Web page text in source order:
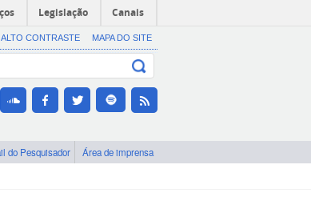
Legislação Canais
ALTO CONTRASTE MAPA DO SITE
do Pesquisador Área de imprensa